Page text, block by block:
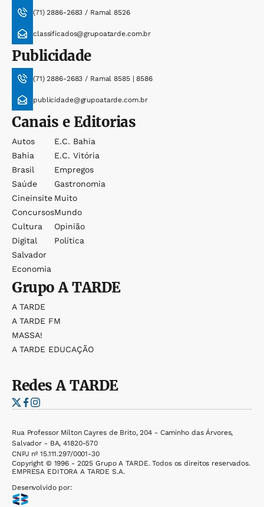
(71) 2886-2683 / Ramal 8526
classificados@grupoatarde.com.br
Publicidade
(71) 2886-2683 / Ramal 8585 | 8586
publicidade@grupoatarde.com.br
Canais e Editorias
Autos
Bahia
Brasil
Saúde
Cineinsite
Concursos
Cultura
Digital
Salvador
Economia
E.c. Bahia
E.c. Vitória
Empregos
Gastronomia
Muito
Mundo
Opinião
Política
GrupoA TARDE
A TARDE
A TARDE FM
MASSA!
A TARDE EDUCAÇÃO
RedesA TARDE
Rua Professor Milton Cayres de Brito, 204 - Caminho das Árvores,
Salvador - BA, 41820-570
CNPJ nº 15.111.297/0001-30
Copyright © 1996 - 2025 Grupo A TARDE. Todos os direitos reservados.
EMPRESA EDITORA A TARDE S.A.
Desenvolvido por: